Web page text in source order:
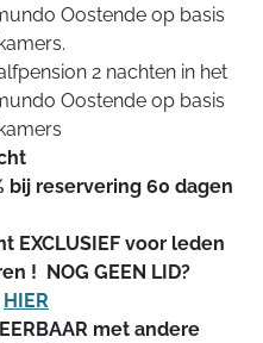
Oostende op basis
2 nachten in het
Oostende op basis
bij reservering 60 dagen
EXCLUSIEF voor leden
! NOG GEEN LID?
HIER
met andere